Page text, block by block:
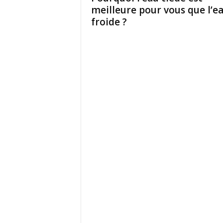
meilleure pour vous que
froide ?